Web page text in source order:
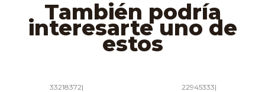
También podría
interesarte uno de
estos
33218372| 22945333|